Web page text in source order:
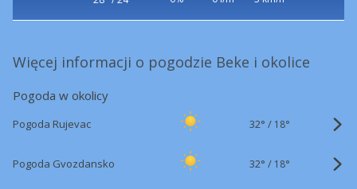
Więcej informacji o pogodzie Beke i okolice
Pogoda w okolicy
Pogoda Rujevac 32° / 18°
Pogoda Gvozdansko 32° / 18°